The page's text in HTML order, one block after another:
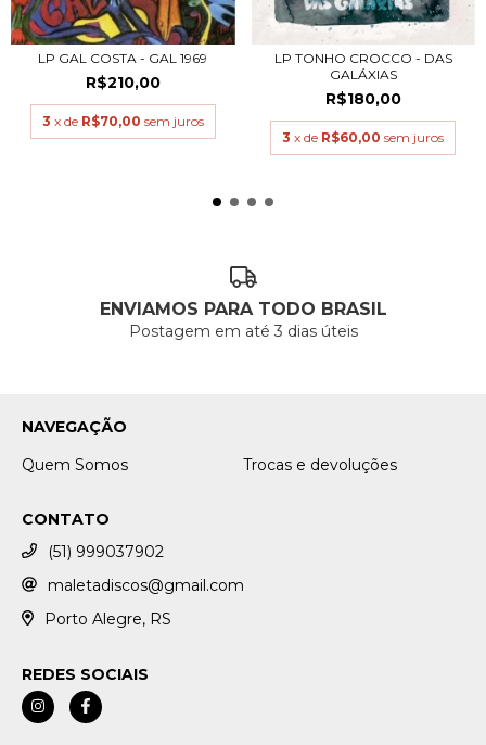
LP GAL COSTA - GAL 1969
R$210,00
3 x de R$70,00 sem juros
LP TONHO CROCCO - DAS
GALÁXIAS
R$180,00
3 x de R$60,00 sem juros
ENVIAMOS PARA TODO BRASIL
Postagem em até 3 dias úteis
NAVEGAÇÃO
Quem Somos
Trocas e devoluções
CONTATO
(51) 999037902
maletadiscos@gmail.com
Porto Alegre, RS
REDES SOCIAIS